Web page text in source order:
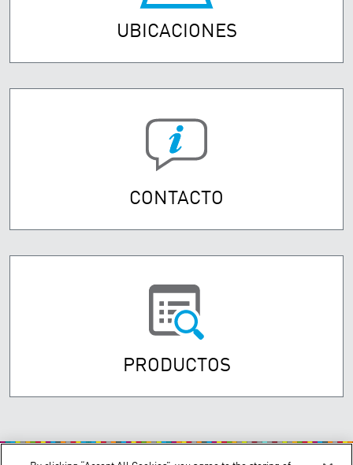
UBICACIONES
CONTACTO
PRODUCTOS